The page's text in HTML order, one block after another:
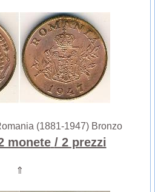
(1881-1947) Bronzo
monete / 2 prezzi
⇑